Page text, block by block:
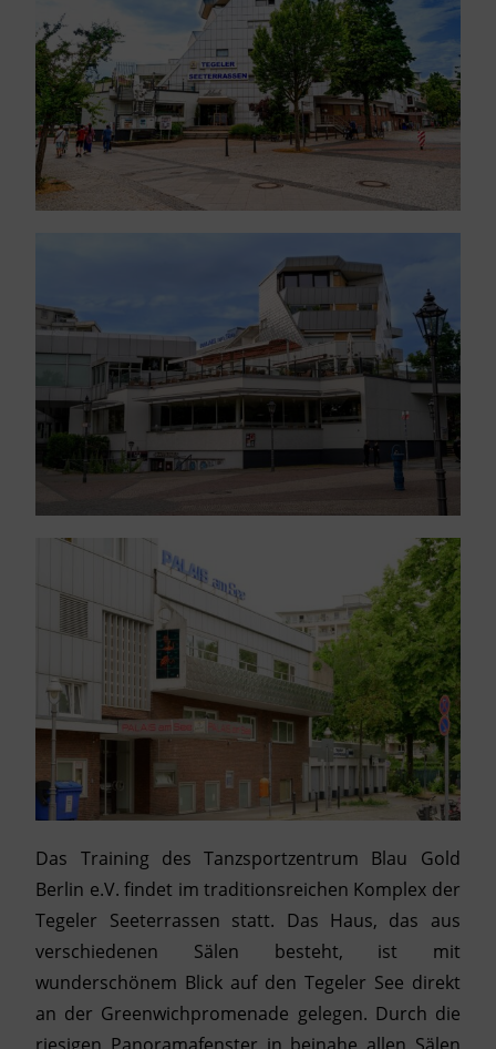
Das Training des Tanzsportzentrum Blau Gold
Berlin e.V. findet im traditionsreichen Komplex der
Tegeler Seeterrassen statt. Das Haus, das aus
verschiedenen Sälen besteht, ist mit
wunderschönem Blick auf den Tegeler See direkt
an der Greenwichpromenade gelegen. Durch die